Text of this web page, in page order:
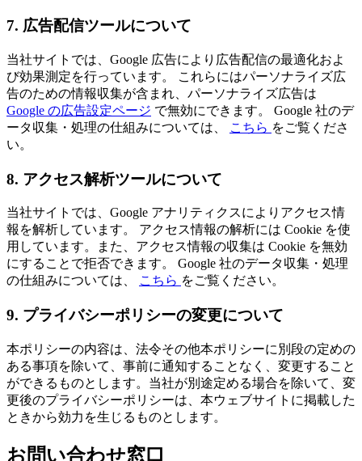
7. 広告配信ツールについて
当社サイトでは、Google 広告により広告配信の最適化およ
び効果測定を行っています。 これらにはパーソナライズ広
告のための情報収集が含まれ、パーソナライズ広告は
Google の広告設定ページ で無効にできます。 Google 社のデ
ータ収集・処理の仕組みについては、
こちら をご覧くださ
い。
8. アクセス解析ツールについて
当社サイトでは、Google アナリティクスによりアクセス情
報を解析しています。 アクセス情報の解析には Cookie を使
用しています。また、アクセス情報の収集は Cookie を無効
にすることで拒否できます。 Google 社のデータ収集・処理
の仕組みについては、
こちら をご覧ください。
9. プライバシーポリシーの変更について
本ポリシーの内容は、法令その他本ポリシーに別段の定めの
ある事項を除いて、事前に通知することなく、変更すること
ができるものとします。当社が別途定める場合を除いて、変
更後のプライバシーポリシーは、本ウェブサイトに掲載した
ときから効力を生じるものとします。
お問い合わせ窓口